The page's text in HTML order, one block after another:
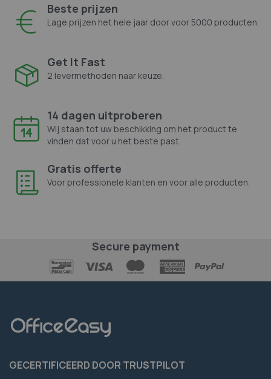
Beste prijzen
Lage prijzen het hele jaar door voor 5000 producten.
Get It Fast
2 levermethoden naar keuze.
14 dagen uitproberen
Wij staan tot uw beschikking om het product te
vinden dat voor u het beste past.
Gratis offerte
Voor professionele klanten en voor alle producten.
Secure payment
GECERTIFICEERD DOOR TRUSTPILOT